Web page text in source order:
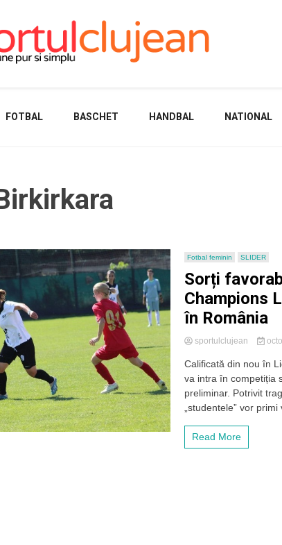
FOTBAL BASCHET HANDBAL NATIONAL
Fotbal feminin SLIDER
Sorți
Champions
în România
sportulclujean
Calificată din nou în
va intra în competiția
preliminar. Potrivit
„studentele” vor
Read More